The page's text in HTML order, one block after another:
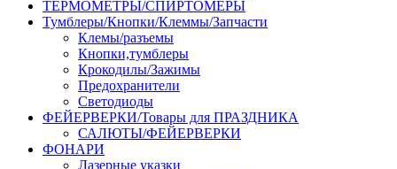
ТЕРМОМЕТРЫ/СПИРТОМЕРЫ
Тумблеры/Кнопки/Клеммы/Запчасти
Клемы/разъемы
Кнопки,тумблеры
Крокодилы/Зажимы
Предохранители
Светодиоды
ФЕЙЕРВЕРКИ/Товары для ПРАЗДНИКА
САЛЮТЫ/ФЕЙЕРВЕРКИ
ФОНАРИ
Лазерные указки